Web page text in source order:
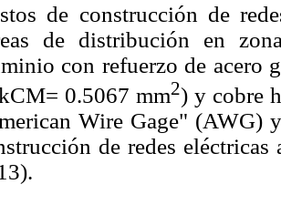
de construcción de
de distribución en
con refuerzo de acero
0.5067 mm2) y cobre
Wire Gage" (AWG)
de redes eléctricas